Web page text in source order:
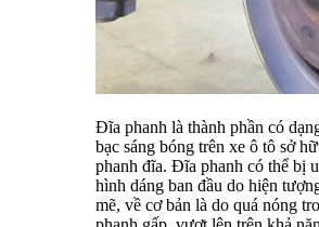
Đĩa phanh là thành phần có
bạc sáng bóng trên xe ô tô sở
phanh đĩa. Đĩa phanh có thể bị
hình dáng ban đầu do hiện
mẽ, về cơ bản là do quá nóng